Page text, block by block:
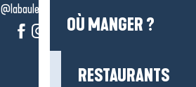
OÙ MANGER ?
RESTAURANTS
@labauleguérande